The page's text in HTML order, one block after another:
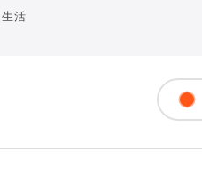
警訊：不利強度維持
生活